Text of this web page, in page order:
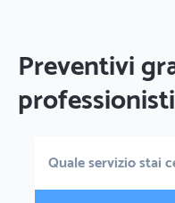
Preventivi